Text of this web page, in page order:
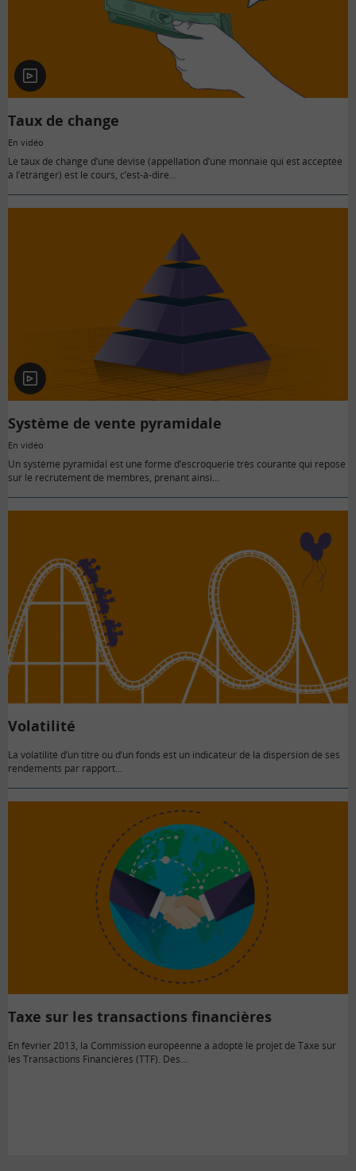
En
vidéo
Taux de change
En vidéo
Le taux de change d’une devise (appellation d’une monnaie qui est acceptée
à l’étranger) est le cours, c’est-à-dire…
En
vidéo
Système de vente pyramidale
En vidéo
Un système pyramidal est une forme d’escroquerie très courante qui repose
sur le recrutement de membres, prenant ainsi…
Volatilité
La volatilité d’un titre ou d’un fonds est un indicateur de la dispersion de ses
rendements par rapport…
Taxe sur les transactions financières
En février 2013, la Commission européenne a adopté le projet de Taxe sur
les Transactions Financières (TTF). Des…